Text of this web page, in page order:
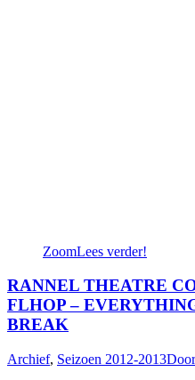
ZoomLees verder!
RANNEL THEATRE
FLHOP –
BREAK
Archief, Seizoen 2012-2013